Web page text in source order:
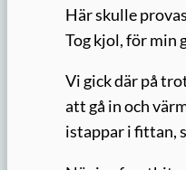
Här skulle
Tog kjol, för min
Vi gick där på
att gå in och
istappar i fittan,